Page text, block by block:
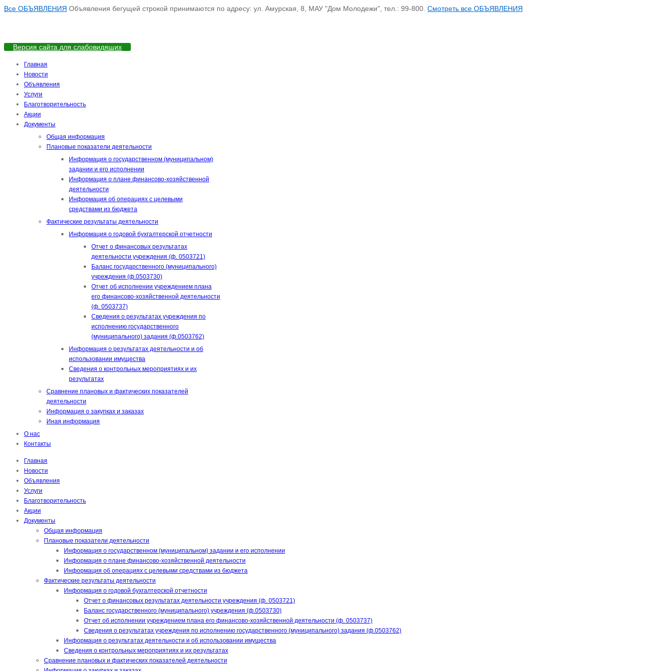
Все ОБЪЯВЛЕНИЯ Объявления бегущей строкой принимаются по адресу: ул. Амурская, 8, МАУ "Дом Молодежи", тел.: 99-800. Смотреть все ОБЪЯВЛЕНИЯ
Версия сайта для слабовидящих
Главная
Новости
Объявления
Услуги
Благотворительность
Акции
Документы
Общая информация
Плановые показатели деятельности
Информация о государственном (муниципальном)
задании и его исполнении
Информация о плане финансово-хозяйственной
деятельности
Информация об операциях с целевыми
средствами из бюджета
Фактические результаты деятельности
Информация о годовой бухгалтерской отчетности
Отчет о финансовых результатах
деятельности учреждения (ф. 0503721)
Баланс государственного (муниципального)
учреждения (ф.0503730)
Отчет об исполнении учреждением плана
его финансово-хозяйственной деятельности
(ф. 0503737)
Сведения о результатах учреждения по
исполнению государственного
(муниципального) задания (ф.0503762)
Информация о результатах деятельности и об
использовании имущества
Сведения о контрольных мероприятиях и их
результатах
Сравнение плановых и фактических показателей
деятельности
Информация о закупках и заказах
Иная информация
О нас
Контакты
Главная
Новости
Объявления
Услуги
Благотворительность
Акции
Документы
Общая информация
Плановые показатели деятельности
Информация о государственном (муниципальном) задании и его исполнении
Информация о плане финансово-хозяйственной деятельности
Информация об операциях с целевыми средствами из бюджета
Фактические результаты деятельности
Информация о годовой бухгалтерской отчетности
Отчет о финансовых результатах деятельности учреждения (ф. 0503721)
Баланс государственного (муниципального) учреждения (ф.0503730)
Отчет об исполнении учреждением плана его финансово-хозяйственной деятельности (ф. 0503737)
Сведения о результатах учреждения по исполнению государственного (муниципального) задания (ф.0503762)
Информация о результатах деятельности и об использовании имущества
Сведения о контрольных мероприятиях и их результатах
Сравнение плановых и фактических показателей деятельности